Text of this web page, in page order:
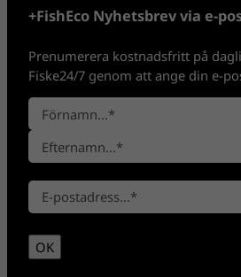
+FishEco Nyhetsbrev via e-
Prenumerera kostnadsfritt på
Fiske24/7 genom att ange din e-
N
a
n
*
F
ö
r
a
m
n
t
E
-
OK